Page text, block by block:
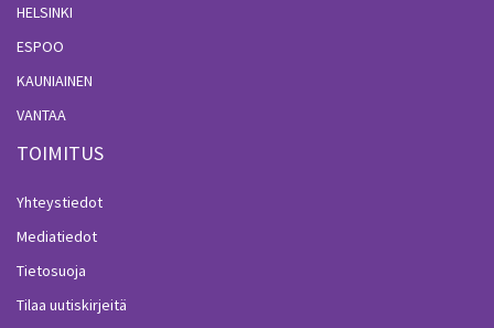
HELSINKI
ESPOO
KAUNIAINEN
VANTAA
TOIMITUS
Yhteystiedot
Mediatiedot
Tietosuoja
Tilaa uutiskirjeitä